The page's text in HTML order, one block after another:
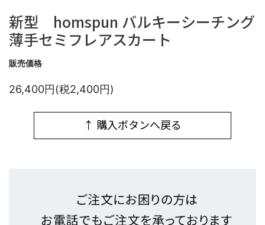
新型 homspun バルキーシーチング
薄手セミフレアスカート
販売価格
26,400円(税2,400円)
↑ 購入ボタンへ戻る